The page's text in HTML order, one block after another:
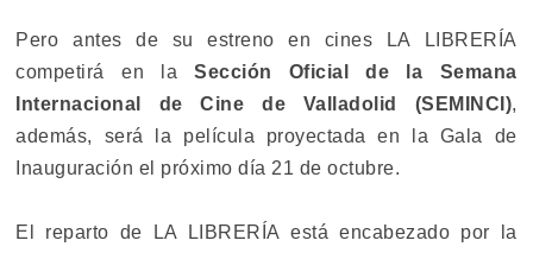
Pero antes de su estreno en cines LA LIBRERÍA
competirá en laSección Oficial de la Semana
Internacional de Cine de Valladolid (SEMINCI),
además, será la película proyectada en la Gala de
Inauguración el próximo día 21 de octubre.
El reparto de LA LIBRERÍA está encabezado por la